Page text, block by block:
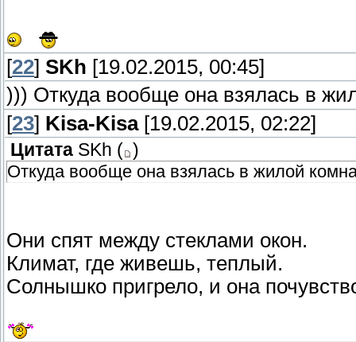
[22] SKh [19.02.2015, 00:45]
))) Откуда вообще она взялась в
[23] Kisa-Kisa[19.02.2015, 02:22]
Цитата SKh ( )
Откуда вообще она взялась в жилой
Они спят между стеклами окон.
Климат, где живешь, теплый.
Солнышко пригрело, и она